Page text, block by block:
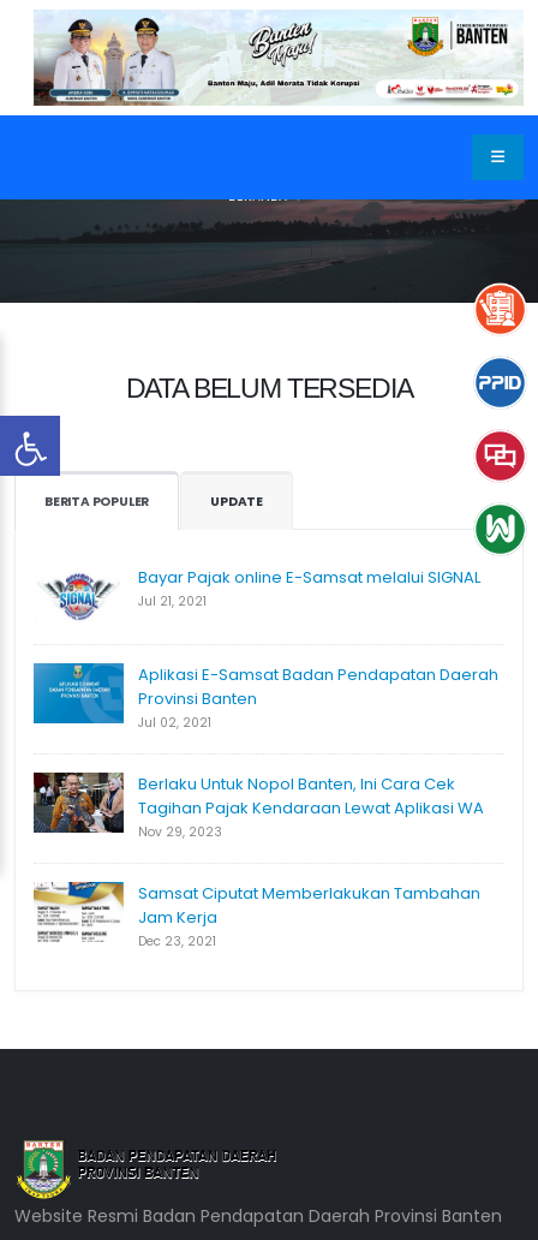
BERANDA
DATA BELUM TERSEDIA
BERITA POPULER UPDATE
Bayar Pajak online E-Samsat melalui SIGNAL
Jul 21, 2021
Aplikasi E-Samsat Badan Pendapatan Daerah
Provinsi Banten
Jul 02, 2021
Berlaku Untuk Nopol Banten, Ini Cara Cek
Tagihan Pajak Kendaraan Lewat Aplikasi WA
Nov 29, 2023
Samsat Ciputat Memberlakukan Tambahan
Jam Kerja
Dec 23, 2021
Website Resmi Badan Pendapatan Daerah Provinsi Banten